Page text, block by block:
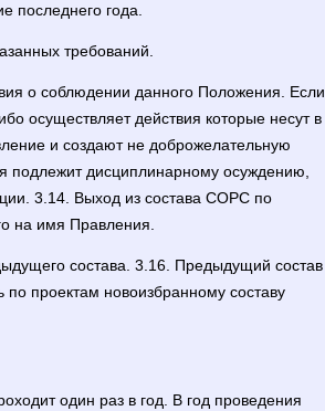
последнего года.
требований.
о соблюдении данного Положения. Если
осуществляет действия которые несут в
и создают не доброжелательную
подлежит дисциплинарному осуждению,
3.14. Выход из состава СОРС по
на имя Правления.
состава. 3.16. Предыдущий состав
проектам новоизбранному составу
один раз в год. В год проведения